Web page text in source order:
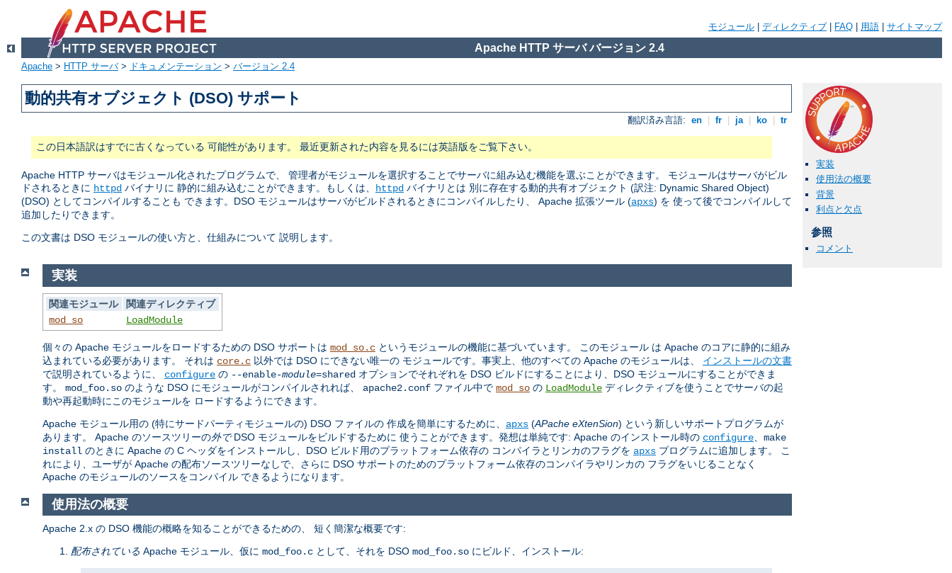
モジュール ディレクティブ FAQ 用語 サイトマップ
Apache HTTP サーバ バージョン 2.4
Apache > HTTP サーバ> ドキュメンテーション > バージョン 2.4
動的共有オブジェクト (DSO) サポート
翻訳済み言語: en fr ja ko tr
この日本語訳はすでに古くなっている 可能性があります。 最近更新された内容を見るには英語版をご覧下さい。
Apache HTTP サーバはモジュール化されたプログラムで、 管理者がモジュールを選択することでサーバに組み込む機能を選ぶことができます。 モジュールはサーバがビル
ドされるときに httpd バイナリに 静的に組み込むことができます。もしくは、 httpd バイナリとは 別に存在する動的共有オブジェクト (訳注: Dynamic Shared Object)
(DSO) としてコンパイルすることも できます。DSO モジュールはサーバがビルドされるときにコンパイルしたり、 Apache 拡張ツール (apxs) を 使って後でコンパイルして
追加したりできます。
この文書は DSO モジュールの使い方と、仕組みについて 説明します。
実装
使用法の概要
背景
利点と欠点
参照
コメント
実装
関連モジュール
関連ディレクティブ
mod_so
LoadModule
個々の Apache モジュールをロードするための DSO サポートは mod_so.c というモジュールの機能に基づいています。 このモジュール は Apache のコアに静的に組み
込まれている必要があります。 それは core.c 以外では DSO にできない唯一の モジュールです。事実上、他のすべての Apache のモジュールは、 インストールの文書
で説明されているように、 configure の --enable-module=shared オプションでそれぞれを DSO ビルドにすることにより、DSO モジュールにすることができま
す。 mod_foo.so のような DSO にモジュールがコンパイルされれば、 apache2.conf ファイル中で mod_so の LoadModule ディレクティブを使うことでサーバの起
動や再起動時にこのモジュールを ロードするようにできます。
Apache モジュール用の (特にサードパーティモジュールの) DSO ファイルの 作成を簡単にするために、 apxs (APache eXtenSion) という新しいサポートプログラムが
あります。 Apache のソースツリーの外でDSO モジュールをビルドするために 使うことができます。発想は単純です: Apache のインストール時の configure
make
install のときに Apache の C ヘッダをインストールし、DSO ビルド用のプラットフォーム依存の コンパイラとリンカのフラグを apxs プログラムに追加します。 こ
れにより、ユーザが Apache の配布ソースツリーなしで、さらに DSO サポートのためのプラットフォーム依存のコンパイラやリンカの フラグをいじることなく
Apache のモジュールのソースをコンパイル できるようになります。
使用法の概要
Apache 2.x の DSO 機能の概略を知ることができるための、 短く簡潔な概要です:
配布されている Apache モジュール、仮に mod_foo.c として、それを DSO mod_foo.so にビルド、インストール: